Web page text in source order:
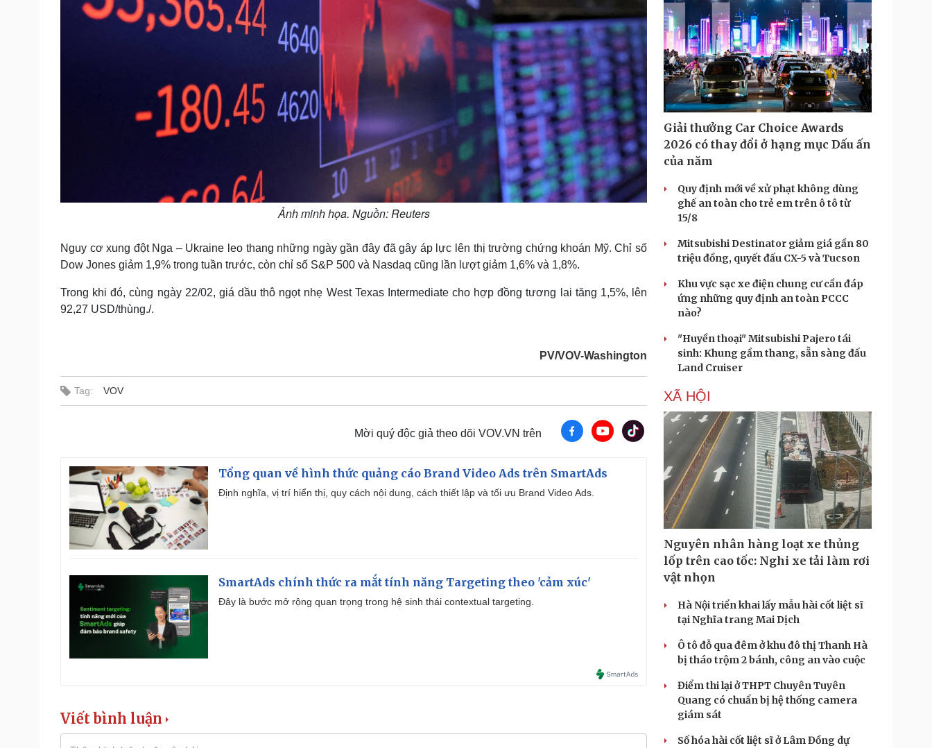
Ảnh minh họa. Nguồn: Reuters
Nguy cơ xung đột Nga – Ukraine leo thang những ngày gần đây đã gây áp lực lên thị trường chứng khoán Mỹ. Chỉ số
Dow Jones giảm 1,9% trong tuần trước, còn chỉ số S&P 500 và Nasdaq cũng lần lượt giảm 1,6% và 1,8%.
Trong khi đó, cùng ngày 22/02, giá dầu thô ngọt nhẹ West Texas Intermediate cho hợp đồng tương lai tăng 1,5%, lên
92,27 USD/thùng./.
PV/VOV-Washington
Tag: VOV
Mời quý độc giả theo dõi VOV.VN trên
Tổng quan về hình thức quảng cáo Brand Video Ads trên SmartAds
Định nghĩa, vị trí hiển thị, quy cách nội dung, cách thiết lập và tối ưu Brand Video Ads.
SmartAds chính thức ra mắt tính năng Targeting theo 'cảm xúc'
Đây là bước mở rộng quan trọng trong hệ sinh thái contextual targeting.
Viết bình luận
Giải thưởng Car Choice Awards
2026 có thay đổi ở hạng mục Dấu ấn
của năm
Quy định mới về xử phạt không dùng
ghế an toàn cho trẻ em trên ô tô từ
15/8
Mitsubishi Destinator giảm giá gần 80
triệu đồng, quyết đấu CX-5 và Tucson
Khu vực sạc xe điện chung cư cần đáp
ứng những quy định an toàn PCCC
nào?
"Huyền thoại" Mitsubishi Pajero tái
sinh: Khung gầm thang, sẵn sàng đấu
Land Cruiser
XÃ HỘI
Nguyên nhân hàng loạt xe thủng
lốp trên cao tốc: Nghi xe tải làm rơi
vật nhọn
Hà Nội triển khai lấy mẫu hài cốt liệt sĩ
tại Nghĩa trang Mai Dịch
Ô tô đỗ qua đêm ở khu đô thị Thanh Hà
bị tháo trộm 2 bánh, công an vào cuộc
Điểm thi lại ở THPT Chuyên Tuyên
Quang có chuẩn bị hệ thống camera
giám sát
Số hóa hài cốt liệt sĩ ở Lâm Đồng dự